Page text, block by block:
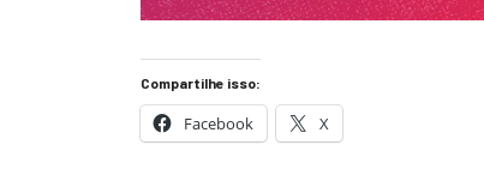
Compartilhe isso:
Facebook X